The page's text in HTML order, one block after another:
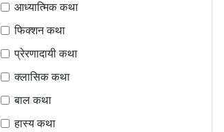
आध्यात्मिक कथा
फिक्शन कथा
प्रेरणादायी कथा
क्लासिक कथा
बाल कथा
हास्य कथा